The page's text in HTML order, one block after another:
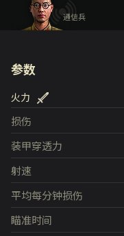
通信兵
参数
火力
损伤
装甲穿透力
射速
平均每分钟损伤
瞄准时间